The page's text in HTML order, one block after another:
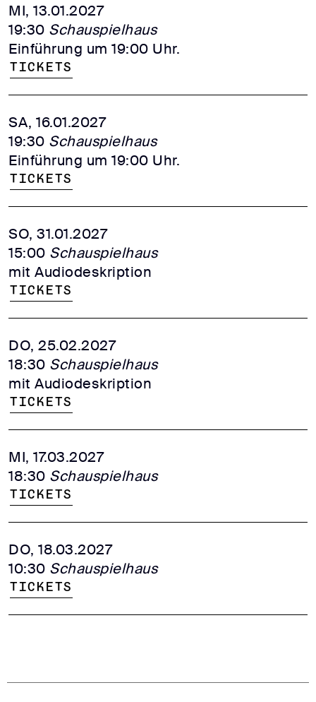
MI, 13.01.2027
19:30 Schauspielhaus
Einführung um 19:00 Uhr.
Tickets
SA, 16.01.2027
19:30 Schauspielhaus
Einführung um 19:00 Uhr.
Tickets
SO, 31.01.2027
15:00 Schauspielhaus
mit Audiodeskription
Tickets
DO, 25.02.2027
18:30 Schauspielhaus
mit Audiodeskription
Tickets
MI, 17.03.2027
18:30 Schauspielhaus
Tickets
DO, 18.03.2027
10:30 Schauspielhaus
Tickets